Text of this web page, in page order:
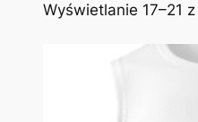
Wyświetlanie 17–21